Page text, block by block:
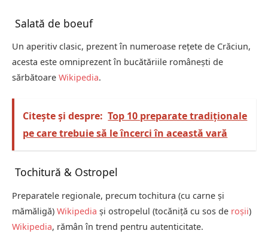
Salată de boeuf
Un aperitiv clasic, prezent în numeroase rețete de Crăciun,
acesta este omniprezent în bucătăriile românești de
sărbătoare Wikipedia.
Citește și despre: Top 10 preparate tradiționale
pe care trebuie să le încerci în această vară
Tochitură & Ostropel
Preparatele regionale, precum tochitura (cu carne și
mămăligă) Wikipedia și ostropelul (tocăniță cu sos de roșii)
Wikipedia, rămân în trend pentru autenticitate.